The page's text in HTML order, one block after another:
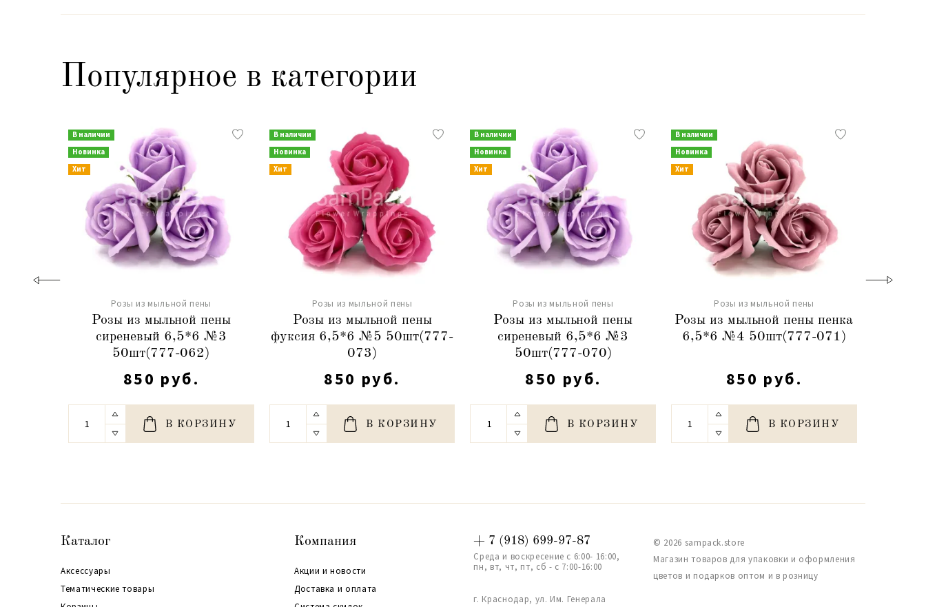
Популярное в категории
В наличии
Новинка
Хит
Розы из мыльной пены
Розы из мыльной пены
сиреневый 6,5*6 №3
50шт(777-062)
850 руб.
В КОРЗИНУ
В наличии
Новинка
Хит
Розы из мыльной пены
Розы из мыльной пены
фуксия 6,5*6 №5 50шт(777-
073)
850 руб.
В КОРЗИНУ
В наличии
Новинка
Хит
Розы из мыльной пены
Розы из мыльной пены
сиреневый 6,5*6 №3
50шт(777-070)
850 руб.
В КОРЗИНУ
В наличии
Новинка
Хит
Розы из мыльной пены
Розы из мыльной пены пенка
6,5*6 №4 50шт(777-071)
850 руб.
В КОРЗИНУ
Каталог
Аксессуары
Тематические товары
Компания
Акции и новости
Доставка и оплата
+ 7 (918) 699-97-87
Среда и воскресение с 6:00- 16:00,
пн, вт, чт, пт, сб - с 7:00-16:00
г. Краснодар, ул. Им. Генерала
© 2026 sampack.store
Магазин товаров для упаковки и оформления
цветов и подарков оптом и в розницу